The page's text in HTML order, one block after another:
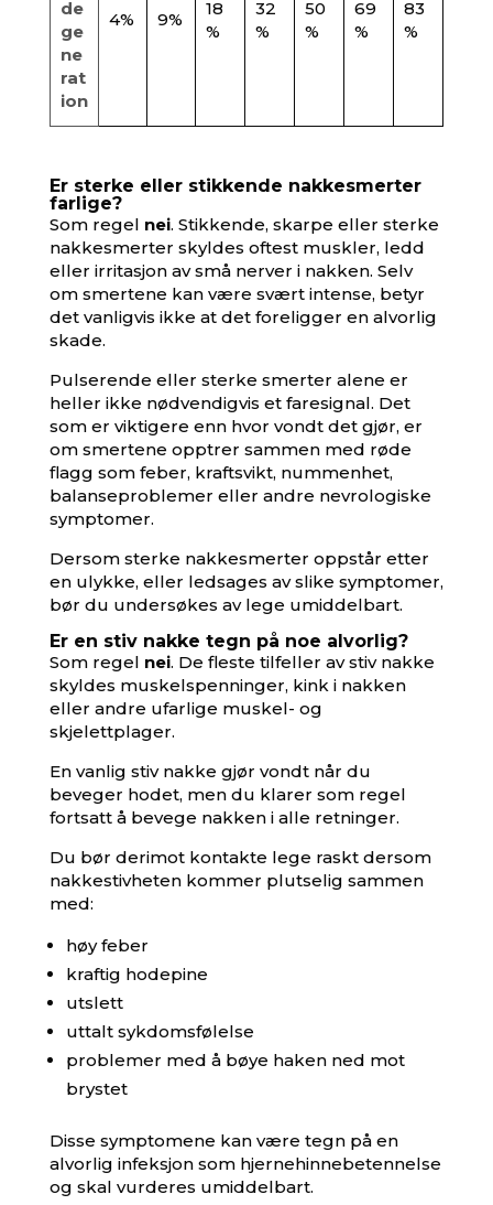
de
ge
ne
rat
ion
4% 9%
18
%
32
%
50
%
69
%
83
%
Er sterke eller stikkende nakkesmerter
farlige?
Som regel nei. Stikkende, skarpe eller sterke
nakkesmerter skyldes oftest muskler, ledd
eller irritasjon av små nerver i nakken. Selv
om smertene kan være svært intense, betyr
det vanligvis ikke at det foreligger en alvorlig
skade.
Pulserende eller sterke smerter alene er
heller ikke nødvendigvis et faresignal. Det
som er viktigere enn hvor vondt det gjør, er
om smertene opptrer sammen med røde
flagg som feber, kraftsvikt, nummenhet,
balanseproblemer eller andre nevrologiske
symptomer.
Dersom sterke nakkesmerter oppstår etter
en ulykke, eller ledsages av slike symptomer,
bør du undersøkes av lege umiddelbart.
Er en stiv nakke tegn på noe alvorlig?
Som regel nei. De fleste tilfeller av stiv nakke
skyldes muskelspenninger, kink i nakken
eller andre ufarlige muskel- og
skjelettplager.
En vanlig stiv nakke gjør vondt når du
beveger hodet, men du klarer som regel
fortsatt å bevege nakken i alle retninger.
Du bør derimot kontakte lege raskt dersom
nakkestivheten kommer plutselig sammen
med:
høy feber
kraftig hodepine
utslett
uttalt sykdomsfølelse
problemer med å bøye haken ned mot
brystet
Disse symptomene kan være tegn på en
alvorlig infeksjon som hjernehinnebetennelse
og skal vurderes umiddelbart.